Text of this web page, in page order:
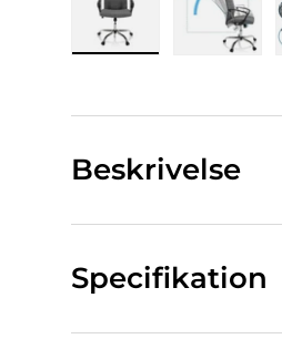
Beskrivelse
Specifikation